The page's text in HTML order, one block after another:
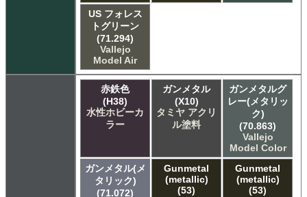
US フォレス
トグリーン
(71.294)
Vallejo
Model Air
赤鉄色
(H38)
水性ホビーカ
ラー
ガンメタル
(X10)
タミヤ アクリ
ル塗料
ガンメタルグ
レー(メタリッ
ク)
(70.863)
Vallejo
Model Color
ガンメタル(メ
タリック)
(71.072)
Gunmetal
(metallic)
(53)
Gunmetal
(metallic)
(53)